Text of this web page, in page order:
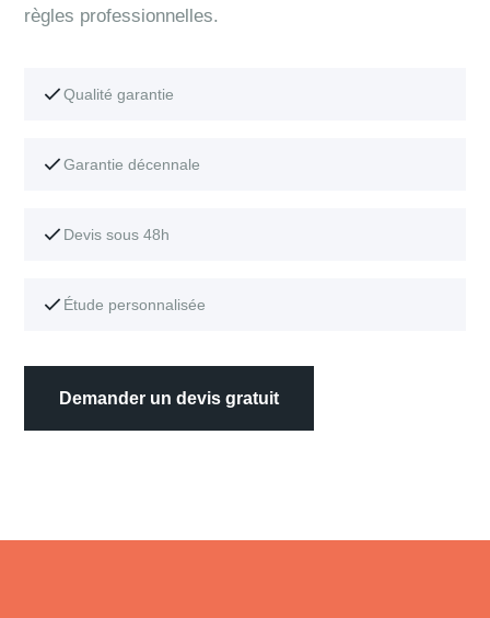
règles professionnelles.
Qualité garantie
Garantie décennale
Devis sous 48h
Étude personnalisée
Demander un devis gratuit